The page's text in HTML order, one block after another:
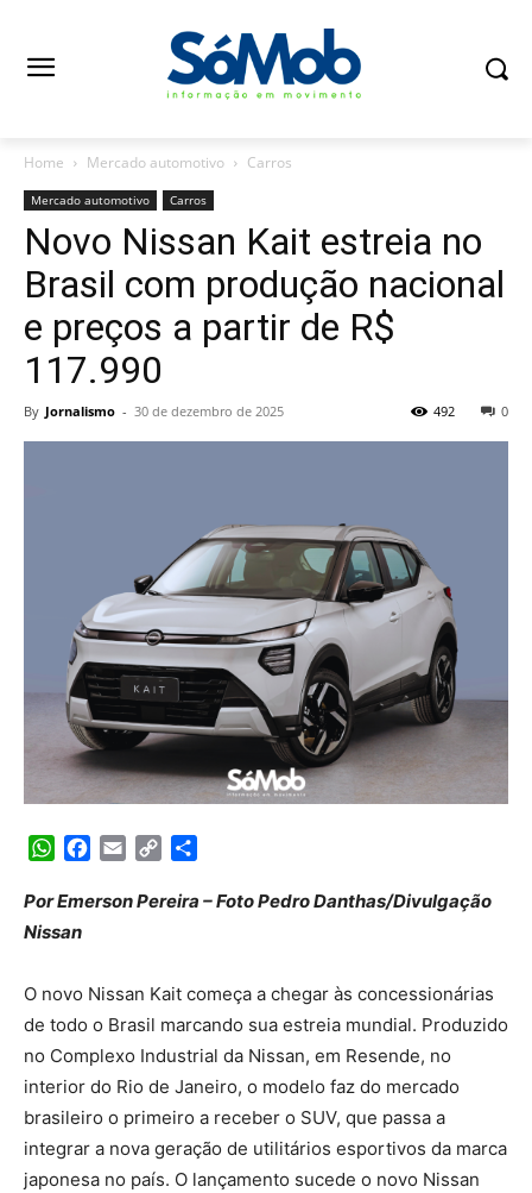
Home Mercado automotivo Carros
Mercado automotivo Carros
Novo Nissan Kait estreia no
Brasil com produção nacional
e preços a partir de R$
117.990
By Jornalismo - 30 de dezembro de 2025 0
492
WhatsApp
Facebook
Email Copy
Por Emerson Pereira – Foto Pedro Danthas/Divulgação
Nissan
O novo Nissan Kait começa a chegar às concessionárias
de todo o Brasil marcando sua estreia mundial. Produzido
no Complexo Industrial da Nissan, em Resende, no
interior do Rio de Janeiro, o modelo faz do mercado
brasileiro o primeiro a receber o SUV, que passa a
integrar a nova geração de utilitários esportivos da marca
japonesa no país. O lançamento sucede o novo Nissan